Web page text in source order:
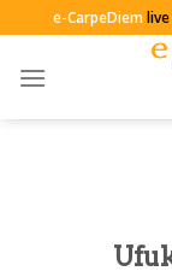
to
content
e-CarpeDiem